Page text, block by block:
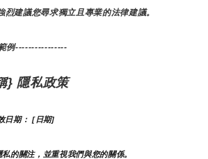
建議您尋求獨立且專業的法律建議。
例----------------
} 隱私政策
日期： [日期]
的關注，並重視我們與您的關係。